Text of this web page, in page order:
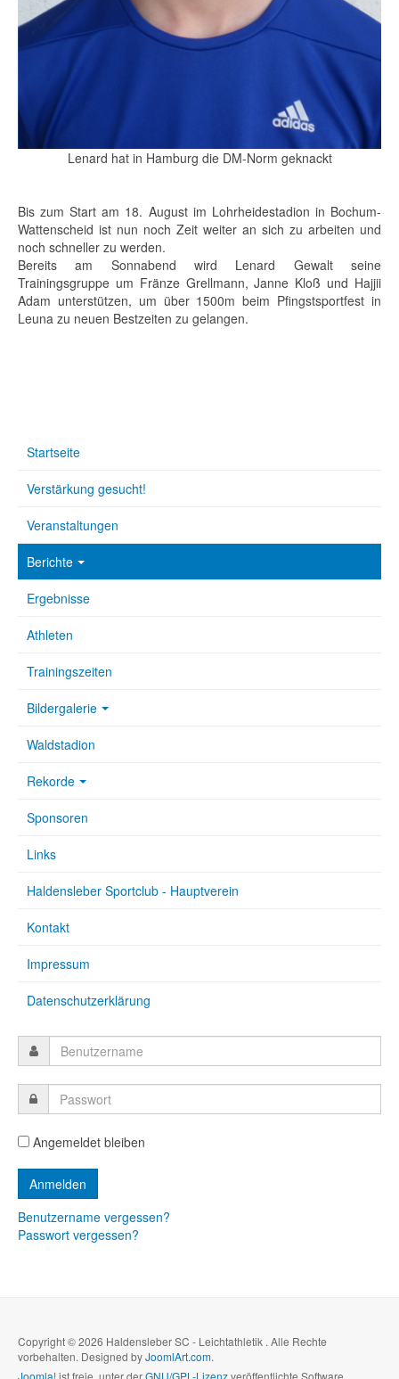
Lenard hat in Hamburg die DM-Norm geknackt
Bis zum Start am 18. August im Lohrheidestadion in Bochum-
Wattenscheid ist nun noch Zeit weiter an sich zu arbeiten und
noch schneller zu werden.
Bereits am Sonnabend wird Lenard Gewalt seine
Trainingsgruppe um Fränze Grellmann, Janne Kloß und Hajjii
Adam unterstützen, um über 1500m beim Pfingstsportfest in
Leuna zu neuen Bestzeiten zu gelangen.
Startseite
Verstärkung gesucht!
Veranstaltungen
Berichte
Ergebnisse
Athleten
Trainingszeiten
Bildergalerie
Waldstadion
Rekorde
Sponsoren
Links
Haldensleber Sportclub - Hauptverein
Kontakt
Impressum
Datenschutzerklärung
Angemeldet bleiben
Benutzername vergessen?
Passwort vergessen?
Copyright © 2026 Haldensleber SC - Leichtathletik . Alle Rechte
vorbehalten. Designed byJoomlArt.com.
Joomla!ist freie, unter derGNU/GPL-Lizenzveröffentlichte Software.